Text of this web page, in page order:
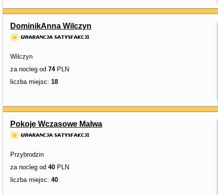
DominikAnna Wilczyn
Wilczyn
za nocleg od 74PLN
liczba miejsc: 18
Pokoje Wczasowe Malwa
Przybrodzin
za nocleg od 40 PLN
liczba miejsc: 40